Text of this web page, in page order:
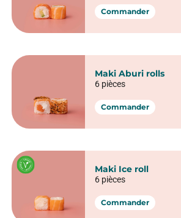
Commander
Maki Aburi rolls
6 pièces
Commander
Maki Ice roll
6 pièces
Commander